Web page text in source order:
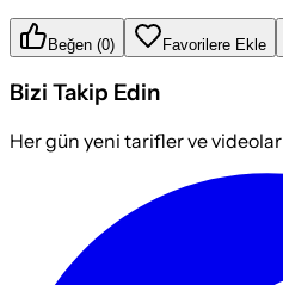
Beğen (0) Favorilere Ekle
Bizi Takip Edin
Her gün yeni tarifler ve videolar